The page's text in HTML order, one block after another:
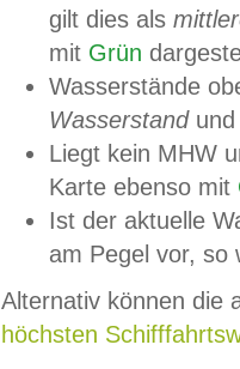
gilt dies als
mit Grün
Wasserstände
Wasserstandund
Liegt kein MHW
Karte ebenso mit
Ist der aktuelle
am Pegel vor,
Alternativ können die
höchsten